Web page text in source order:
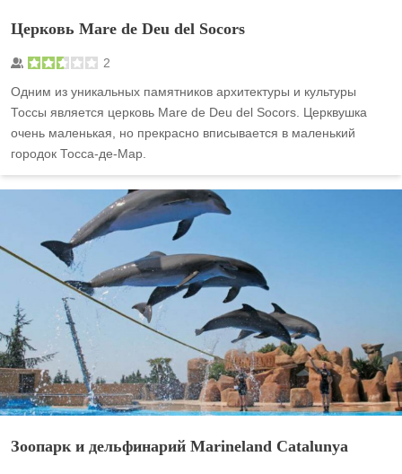
Церковь Mare de Deu del Socors
2
Одним из уникальных памятников архитектуры и культуры
Тоссы является церковь Mare de Deu del Socors. Церквушка
очень маленькая, но прекрасно вписывается в маленький
городок Тосса-де-Мар.
Зоопарк и дельфинарий Marineland Catalunya